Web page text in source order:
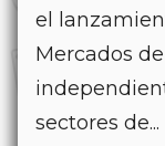
el
Mercados
sectores de...